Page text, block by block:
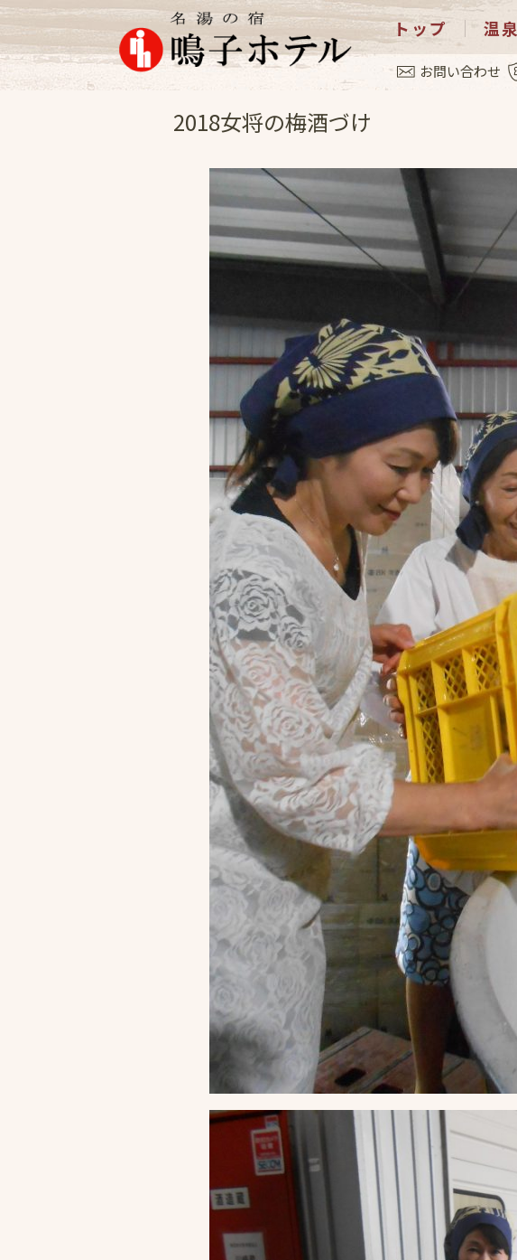
トップ 温泉
お問い合わせ
イベント 2018.9.3
2018女将の梅酒づけ